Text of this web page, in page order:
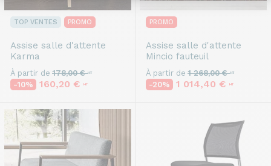
TOP VENTES PROMO
Assise salle d'attente
Karma
À partir de 178,00 €HT
-10% 160,20 € HT
PROMO
Assise salle d'attente
Mincio fauteuil
À partir de 1 268,00 €HT
-20% 1 014,40 € HT